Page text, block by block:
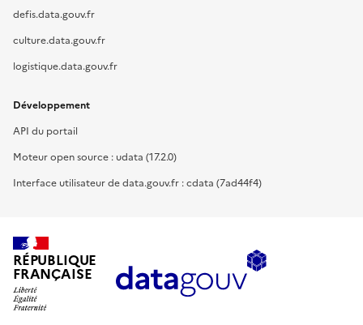
defis.data.gouv.fr
culture.data.gouv.fr
logistique.data.gouv.fr
Développement
API du portail
Moteur open source : udata (17.2.0)
Interface utilisateur de data.gouv.fr : cdata (7ad44f4)
RÉPUBLIQUE
FRANÇAISE